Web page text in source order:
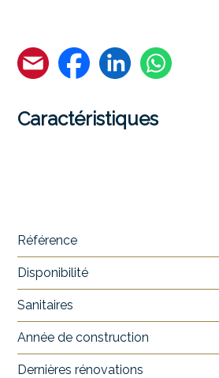
Caractéristiques
Référence
Disponibilité
Sanitaires
Année de construction
Dernières rénovations